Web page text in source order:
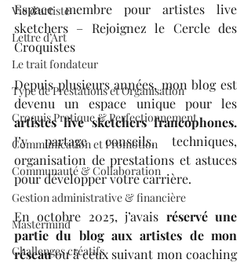
Vie d'artiste
Lettre d’Art
Le trait fondateur
Type de Prestations et Organisation
Croquis Pratique & Perfectionnement
Communication et Promotion
Communauté & Collaboration
Gestion administrative & financière
Mastermind
Challenges créatifs
Espace membre pour artistes live
sketchers – Rejoignez le Cercle des
Croquistes
Depuis plusieurs années, mon blog est
artistes live sketchers francophones.
J’y partage conseils, techniques,
organisation de prestations et astuces
pour développer votre carrière.
En octobre 2025, j’avais réservé une
partie du blog aux artistes de mon
réseau ou à ceux suivant mon coaching